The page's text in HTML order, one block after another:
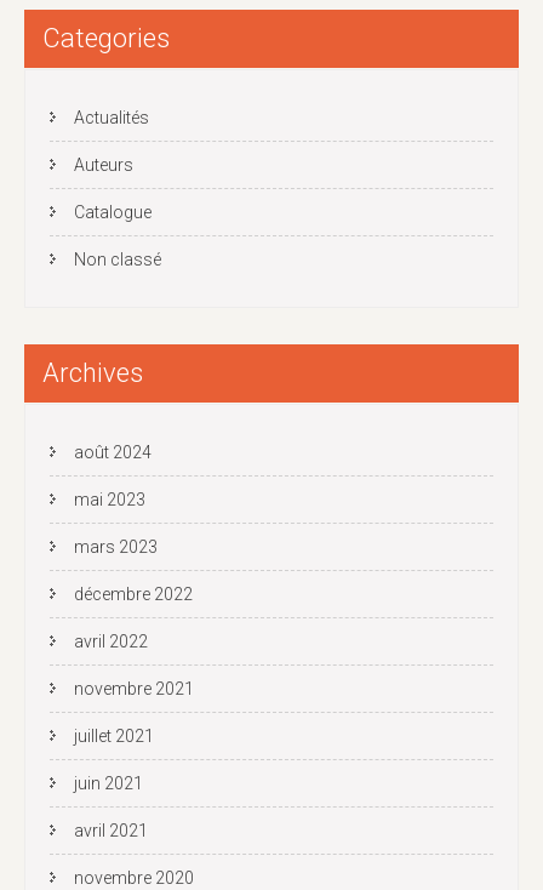
Categories
Actualités
Auteurs
Catalogue
Non classé
Archives
août 2024
mai 2023
mars 2023
décembre 2022
avril 2022
novembre 2021
juillet 2021
juin 2021
avril 2021
novembre 2020